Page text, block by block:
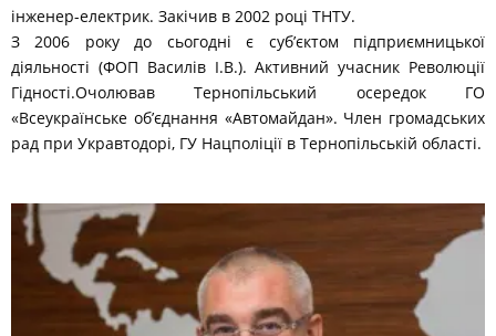
інженер-електрик. Закічив в 2002 році ТНТУ.
З 2006 року до сьогодні є суб’єктом підприємницької
діяльності (ФОП Василів І.В.). Активний учасник Революції
Гідності.Очолював Тернопільський осередок ГО
«Всеукраїнське об’єднання «Автомайдан». Член громадських
рад при Укравтодорі, ГУ Нацполіції в Тернопільській області.